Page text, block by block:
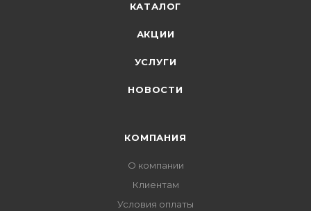
КАТАЛОГ
АКЦИИ
УСЛУГИ
НОВОСТИ
КОМПАНИЯ
О компании
Клиентам
Условия оплаты